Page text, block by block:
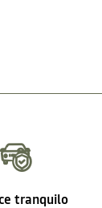
tranquilo